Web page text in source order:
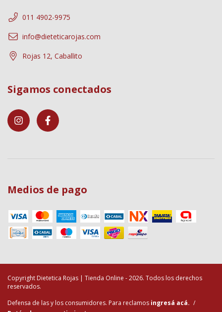
011 4902-9975
info@dieteticarojas.com
Rojas 12, Caballito
Sigamos conectados
Medios de pago
Copyright Dietetica Rojas | Tienda Online - 2026. Todos los derechos
reservados.
Defensa de las y los consumidores. Para reclamos ingresá acá. /